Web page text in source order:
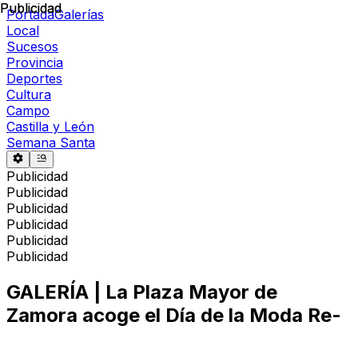
PortadaGalerías
Local
Sucesos
Provincia
Deportes
Cultura
Campo
Castilla y León
Semana Santa
Publicidad
Publicidad
Publicidad
Publicidad
Publicidad
Publicidad
Publicidad
GALERÍA | La Plaza Mayor de
Zamora acoge el Día de la Moda Re-
Publicidad